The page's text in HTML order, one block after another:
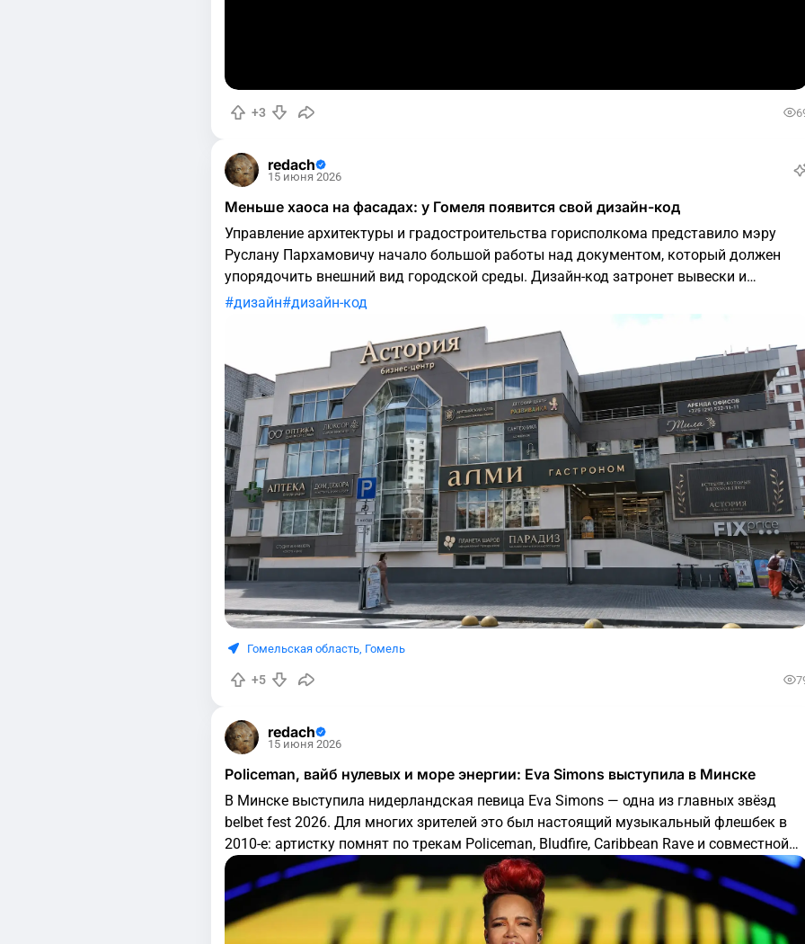
+3
redach
15 июня 2026
Меньше хаоса на фасадах: у Гомеля появится свой дизайн-код
Управление архитектуры и градостроительства горисполкома представило мэру
Руслану Пархамовичу начало большой работы над документом, который должен
упорядочить внешний вид городской среды. Дизайн-код затронет вывески и
информационные конструкции на фасадах, оформление прилегающих территорий,
дизайн дизайн-код
Гомельская область Гомель
+5
redach
15 июня 2026
Policeman, вайб нулевых и море энергии: Eva Simons выступила в Минске
В Минске выступила нидерландская певица Eva Simons — одна из главных звёзд
belbet fest 2026. Для многих зрителей это был настоящий музыкальный флешбек в
2010-е: артистку помнят по трекам Policeman, Bludfire, Caribbean Rave и совместной
песне This Is Love с will.i.am. На сцене Eva Simons — яркая,